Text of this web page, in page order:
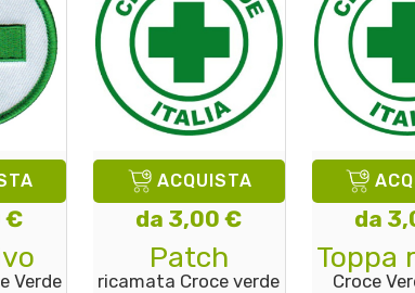
€
Verde
ACQUISTA
da 3,00 €
Patch
ricamata Croce verde
da
Toppa
Croce